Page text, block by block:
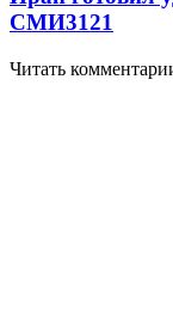
СМИ3121
Читать